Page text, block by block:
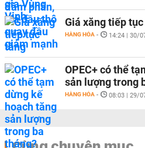
Giá xăng tiếp
HÀNG HÓA - 14:24 | 30/
OPEC+ có thể
sản lượng trong
HÀNG HÓA - 08:03 | 29/